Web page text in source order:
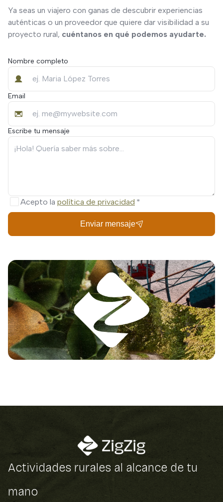
Ya seas un viajero con ganas de descubrir experiencias
auténticas o un proveedor que quiere dar visibilidad a su
proyecto rural, cuéntanos en qué podemos ayudarte.
Nombre completo
Email
Escribe tu mensaje
Acepto la política de privacidad
Enviar mensaje
Actividades rurales al alcance de tu
mano